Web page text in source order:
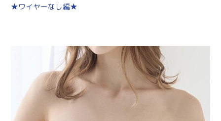
★ワイヤーなし編★